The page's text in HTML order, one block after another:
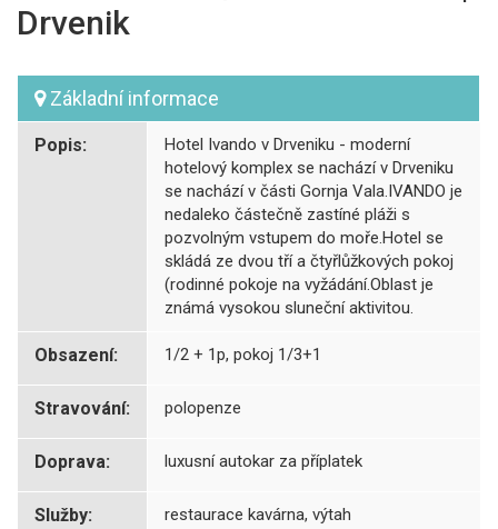
Drvenik
Základní informace
Popis:
Hotel Ivando v Drveniku - moderní
hotelový komplex se nachází v Drveniku
se nachází v části Gornja Vala.IVANDO je
nedaleko částečně zastíné pláži s
pozvolným vstupem do moře.Hotel se
skládá ze dvou tří a čtyřlůžkových pokoj
(rodinné pokoje na vyžádání.Oblast je
známá vysokou sluneční aktivitou.
Obsazení: 1/2 + 1p, pokoj 1/3+1
Stravování: polopenze
Doprava: luxusní autokar za příplatek
Služby: restaurace kavárna, výtah